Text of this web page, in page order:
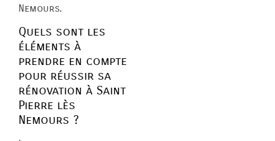
Nemours.
Quels sont les
éléments à
prendre en compte
pour réussir sa
rénovation à Saint
Pierre lès
Nemours ?